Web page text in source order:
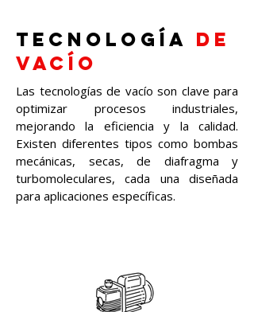
tecnología de
vacío
Las tecnologías de vacío son clave para
optimizar procesos industriales,
mejorando la eficiencia y la calidad.
Existen diferentes tipos como bombas
mecánicas, secas, de diafragma y
turbomoleculares, cada una diseñada
para aplicaciones específicas.